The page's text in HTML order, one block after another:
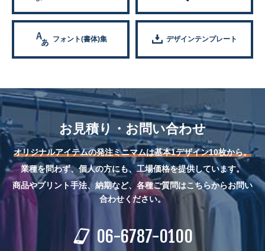
フォント(書体)集 デザインテンプレート
お見積り・お問い合わせ
オリジナルアイテムの発注ミニマムは基本1デザイン10枚から。
業種を問わず、個人の方にも、工場価格を提供しています。
商品やプリント手法、納期など、各種ご質問はこちらからお問い
合わせください。
06-6787-0100